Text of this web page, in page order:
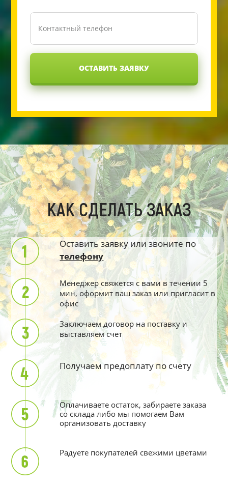
ОСТАВИТЬ ЗАЯВКУ
КАК СДЕЛАТЬ ЗАКАЗ
Оставить заявку или звоните по
телефону
Менеджер свяжется с вами в течении 5
мин, оформит ваш заказ или пригласит в
офис
Заключаем договор на поставку и
выставляем счет
Получаем предоплату по счету
Оплачиваете остаток, забираете заказа
со склада либо мы помогаем Вам
организовать доставку
Радуете покупателей свежими цветами